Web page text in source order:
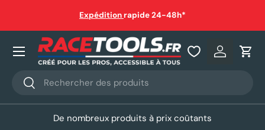
Aller au contenu
Recherche
Rechercher
Se
Nos produits
De nombreux produits à prix coûtants